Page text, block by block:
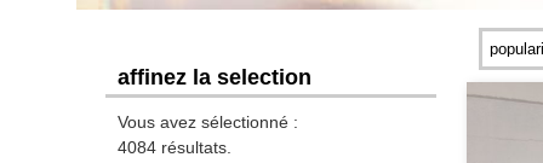
affinez la selection
Vous avez sélectionné :
4084 résultats.